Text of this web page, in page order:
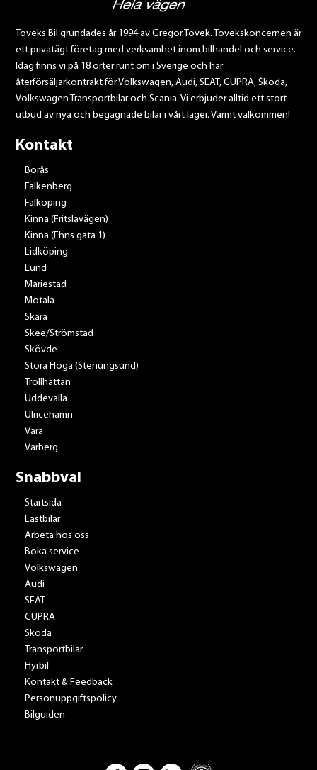
Toveks Bil grundades år 1994 av Gregor Tovek. Tovekskoncernen är
ett privatägt företag med verksamhet inom bilhandel och service.
Idag finns vi på 18 orter runt om i Sverige och har
återförsäljarkontrakt för Volkswagen, Audi, SEAT, CUPRA, Škoda,
Volkswagen Transportbilar och Scania. Vi erbjuder alltid ett stort
utbud av nya och begagnade bilar i vårt lager. Varmt välkommen!
Kontakt
Borås
Falkenberg
Falköping
Kinna (Fritslavägen)
Kinna (Ehns gata 1)
Lidköping
Lund
Mariestad
Motala
Skara
Skee/Strömstad
Skövde
Stora Höga (Stenungsund)
Trollhättan
Uddevalla
Ulricehamn
Vara
Varberg
Snabbval
Startsida
Lastbilar
Arbeta hos oss
Boka service
Volkswagen
Audi
SEAT
CUPRA
Skoda
Transportbilar
Hyrbil
Kontakt & Feedback
Personuppgiftspolicy
Bilguiden